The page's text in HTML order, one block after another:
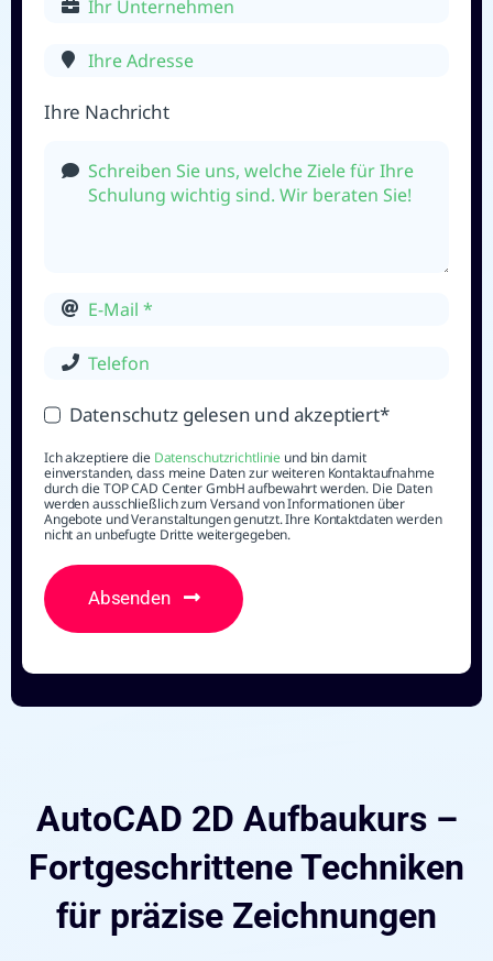
Ihre Nachricht
Datenschutz gelesen und akzeptiert*
Ich akzeptiere die Datenschutzrichtlinie und bin damit
einverstanden, dass meine Daten zur weiteren Kontaktaufnahme
durch die TOP CAD Center GmbH aufbewahrt werden. Die Daten
werden ausschließlich zum Versand von Informationen über
Angebote und Veranstaltungen genutzt. Ihre Kontaktdaten werden
nicht an unbefugte Dritte weitergegeben.
Absenden
AutoCAD 2D Aufbaukurs –
Fortgeschrittene Techniken
für präzise Zeichnungen